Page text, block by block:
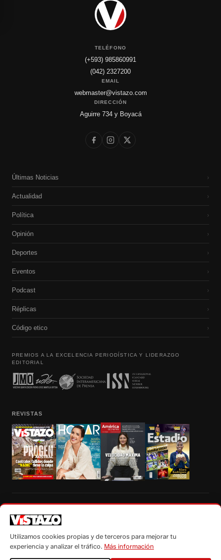
TELÉFONO
(+593) 985860991
(042) 2327200
EMAIL
webmaster@vistazo.com
DIRECCIÓN
Aguirre 734 y Boyacá
Últimas Noticias ›
Actualidad ›
Política ›
Opinión ›
Deportes ›
Eventos ›
Podcast ›
Réplicas ›
Código etico ›
PREMIOS A LA EXCELENCIA PERIODÍSTICA Y LIDERAZGO
EDITORIAL
REVISTAS
autorización escrita de su titular, de todos los contenidos de Vistazo.com.
Utilizamos cookies propias y de terceros para mejorar tu
experiencia y analizar el tráfico. Más información